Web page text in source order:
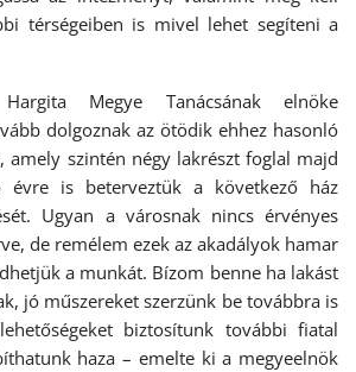
térségeiben is mivel lehet segíteni a
Megye Tanácsának elnöke
dolgoznak az ötödik ehhez hasonló
amely szintén négy lakrészt foglal majd
évre is beterveztük a következő ház
Ugyan a városnak nincs érvényes
de remélem ezek az akadályok hamar
a munkát. Bízom benne ha lakást
jó műszereket szerzünk be továbbra is
biztosítunk további fiatal
haza – emelte ki a megyeelnök